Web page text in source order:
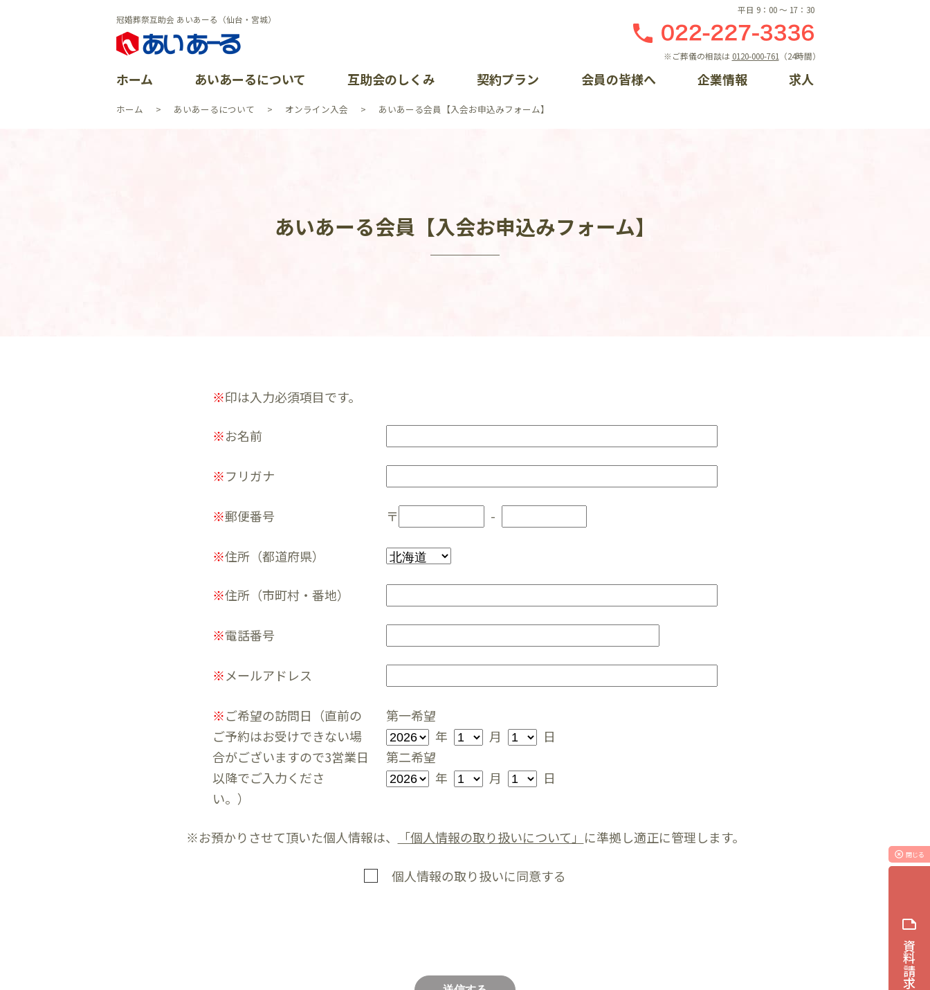
冠婚葬祭互助会 あいあーる（仙台・宮城）
平日 9：00 〜 17：30
※ご葬儀の相談は 0120-000-761 （24時間）
ホーム あいあーるについて
イベント一覧
イベントレポート一覧
互助会のしくみ 契約プラン 会員の皆様へ
よくある質問（会員の皆様）
企業情報
個人情報保護方針
リンク集
求人
ホーム あいあーるについて オンライン入会 あいあーる会員【入会お申込みフォーム】
あいあーる会員【入会お申込みフォーム】
※印は入力必須項目です。
※お名前
※フリガナ
※郵便番号 -
※住所（都道府県）
※住所（市町村・番地）
※電話番号
※メールアドレス
※ご希望の訪問日（直前の
ご予約はお受けできない場
合がございますので3営業日
以降でご入力くださ
い。）
第一希望
年
月
日
第二希望
年
月 日
※お預かりさせて頂いた個人情報は、 「個人情報の取り扱いについて」 に準拠し適正に管理します。
個人情報の取り扱いに同意する
highlight_off 閉じる
note
資料請求